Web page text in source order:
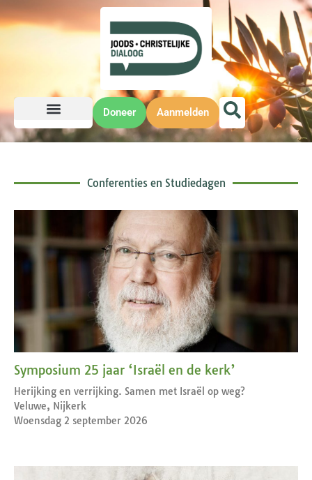
Doneer Aanmelden
Conferenties en Studiedagen
Symposium 25 jaar ‘Israël en de kerk’
Herijking en verrijking. Samen met Israël op weg?
Veluwe, Nijkerk
Woensdag 2 september 2026